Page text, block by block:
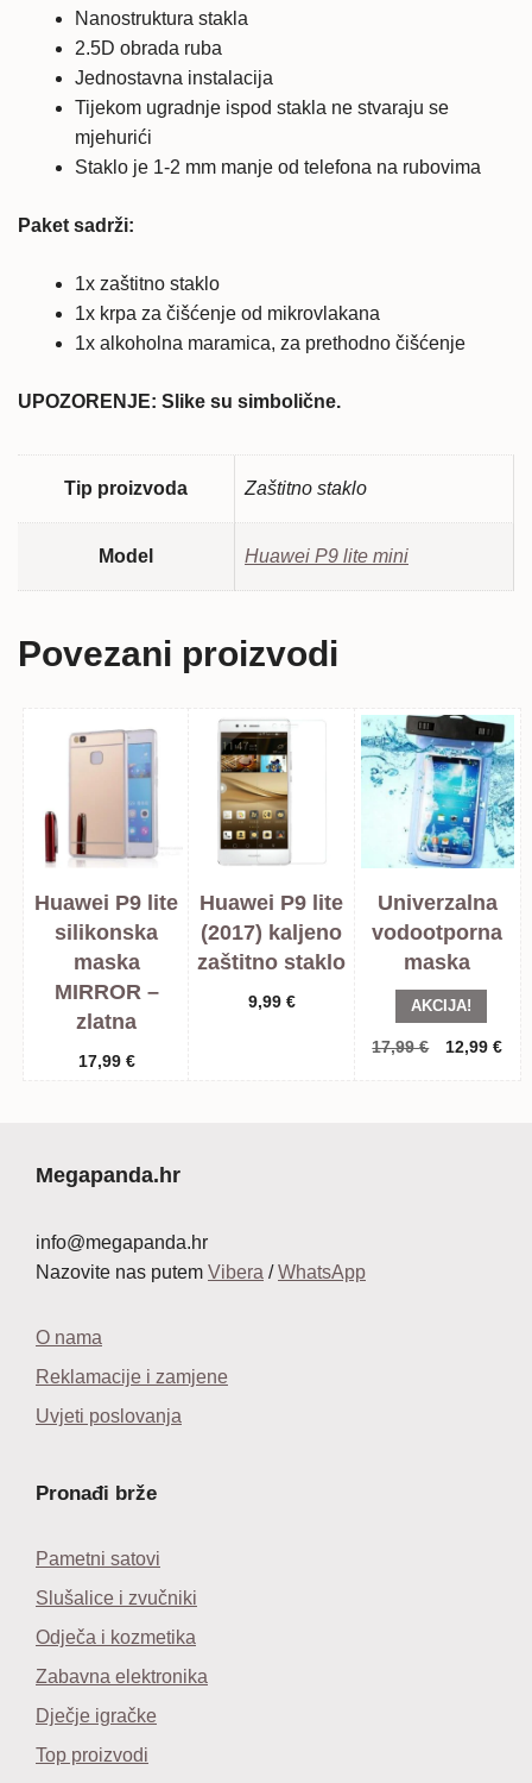
Nanostruktura stakla
2.5D obrada ruba
Jednostavna instalacija
Tijekom ugradnje ispod stakla ne stvaraju se
mjehurići
Staklo je 1-2 mm manje od telefona na rubovima
Paket sadrži:
1x zaštitno staklo
1x krpa za čišćenje od mikrovlakana
1x alkoholna maramica, za prethodno čišćenje
UPOZORENJE: Slike su simbolične.
Tip proizvoda Zaštitno staklo
Model Huawei P9 lite mini
Povezani proizvodi
Huawei P9 lite
silikonska
maska
MIRROR –
zlatna
17,99 €
Huawei P9 lite
(2017) kaljeno
zaštitno staklo
9,99 €
Univerzalna
vodootporna
maska
AKCIJA!
17,99€
Izvorna
12,99€
Megapanda.hr
info@megapanda.hr
Nazovite nas putem Vibera /WhatsApp
O nama
Reklamacije i zamjene
Uvjeti poslovanja
Pronađi brže
Pametni satovi
Slušalice i zvučniki
Odječa i kozmetika
Zabavna elektronika
Dječje igračke
Top proizvodi